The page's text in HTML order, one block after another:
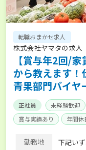
転職おまかせ求人
株式会社ヤマタの求人
【賞与年2回/
から教えます！
青果部門バイヤ
正社員 未経験歓迎
賞与実績あり
年間休
勤務地
下記い